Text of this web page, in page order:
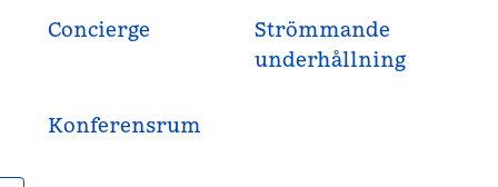
Concierge
Strömmande
underhållning
Konferensrum